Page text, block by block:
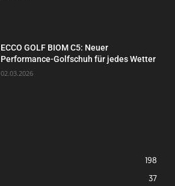
ECCO GOLF BIOM C5: Neuer
Performance-Golfschuh für jedes Wetter
02.03.2026
198
37